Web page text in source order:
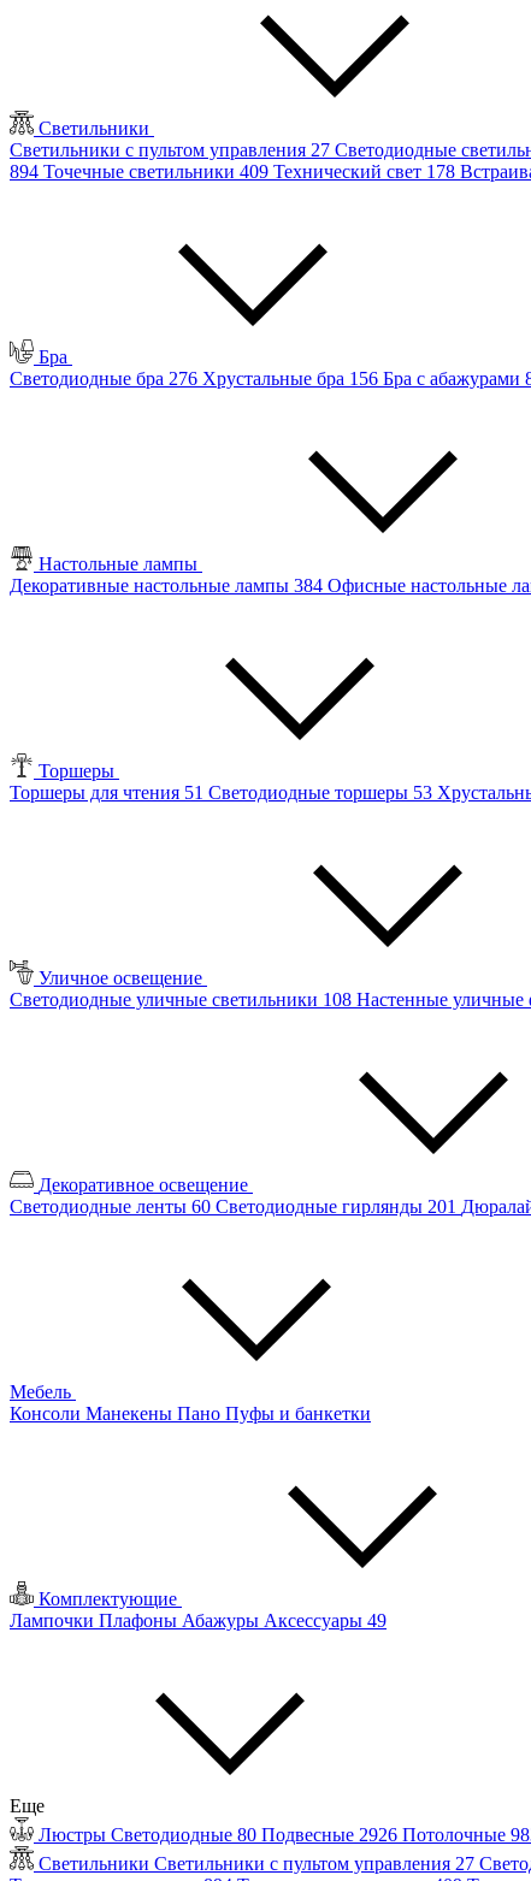
Светильники
Светильники с пультом управления 27 Светодиодные
894 Точечные светильники 409 Технический свет 178
Бра
Светодиодные бра 276 Хрустальные бра 156 Бра с абажурами
Настольные лампы
Декоративные настольные лампы 384 Офисные настольные
Торшеры
Торшеры для чтения 51 Светодиодные торшеры 53
Уличное освещение
Светодиодные уличные светильники 108 Настенные уличные
Декоративное освещение
Светодиодные ленты 60 Светодиодные гирлянды 201
Мебель
Консоли Манекены Пано Пуфы и банкетки
Комплектующие
Лампочки Плафоны Абажуры Аксессуары 49
Еще
Люстры Светодиодные 80 Подвесные 2926 Потолочные
Светильники Светильники с пультом управления 27